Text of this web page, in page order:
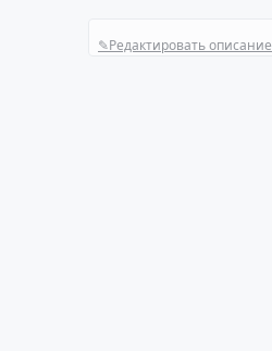
✎Редактировать описание